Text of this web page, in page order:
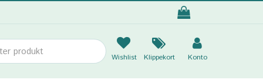
Wishlist Klippekort Konto